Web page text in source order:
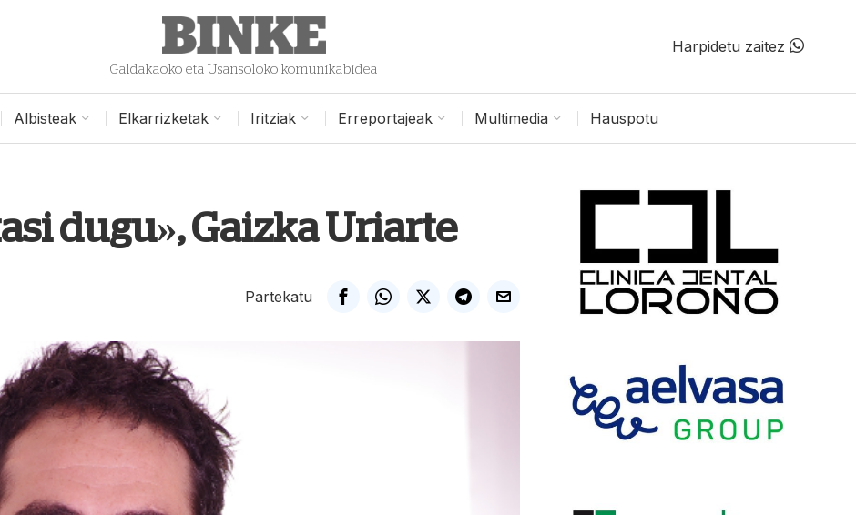
Galdakaoko eta Usansoloko komunikabidea
Harpidetu zaitez
Albisteak Elkarrizketak Iritziak Erreportajeak Multimedia Hauspotu
dugu», Gaizka Uriarte
Partekatu